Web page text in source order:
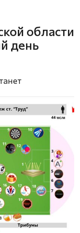
области
день